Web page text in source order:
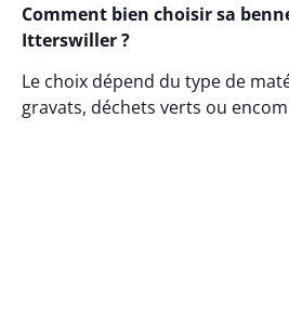
Comment bien choisir sa
Itterswiller ?
Le choix dépend du type de
gravats, déchets verts ou